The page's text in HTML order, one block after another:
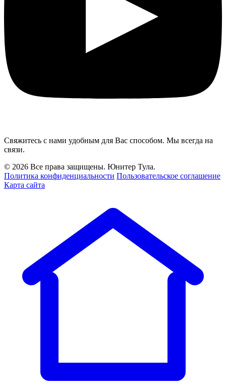
Свяжитесь с нами удобным для Вас способом. Мы всегда на
связи.
© 2026 Все права защищены. Юнитер Тула.
Политика конфиденциальности Пользовательское соглашение
Карта сайта